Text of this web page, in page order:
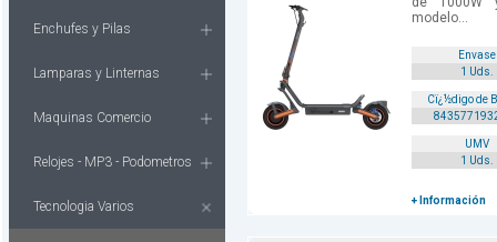
Enchufes y Pilas
Lamparas y Linternas
Maquinas Comercio
Relojes - MP3 - Podometros
Tecnologia Varios
modelo...
Envase
1 Uds.
Cï¿½digo de
UMV
1 Uds.
+ Información